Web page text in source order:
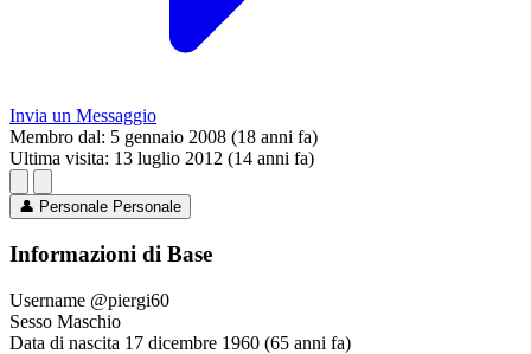
Invia un Messaggio
Membro dal: 5 gennaio 2008 (18 anni fa)
Ultima visita: 13 luglio 2012 (14 anni fa)
👤 Personale Personale
Informazioni di Base
Username @piergi60
Sesso Maschio
Data di nascita 17 dicembre 1960 (65 anni fa)